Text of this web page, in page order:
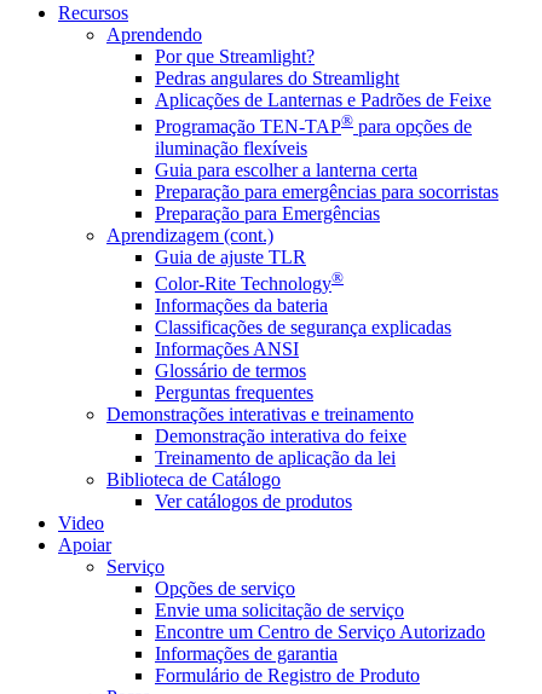
Recursos
Aprendendo
Por que Streamlight?
Pedras angulares do Streamlight
Aplicações de Lanternas e Padrões de Feixe
Programação TEN-TAP® para opções de
iluminação flexíveis
Guia para escolher a lanterna certa
Preparação para emergências para socorristas
Preparação para Emergências
Aprendizagem (cont.)
Guia de ajuste TLR
Color-Rite Technology®
Informações da bateria
Classificações de segurança explicadas
Informações ANSI
Glossário de termos
Perguntas frequentes
Demonstrações interativas e treinamento
Demonstração interativa do feixe
Treinamento de aplicação da lei
Biblioteca de Catálogo
Ver catálogos de produtos
Video
Apoiar
Serviço
Opções de serviço
Envie uma solicitação de serviço
Encontre um Centro de Serviço Autorizado
Informações de garantia
Formulário de Registro de Produto